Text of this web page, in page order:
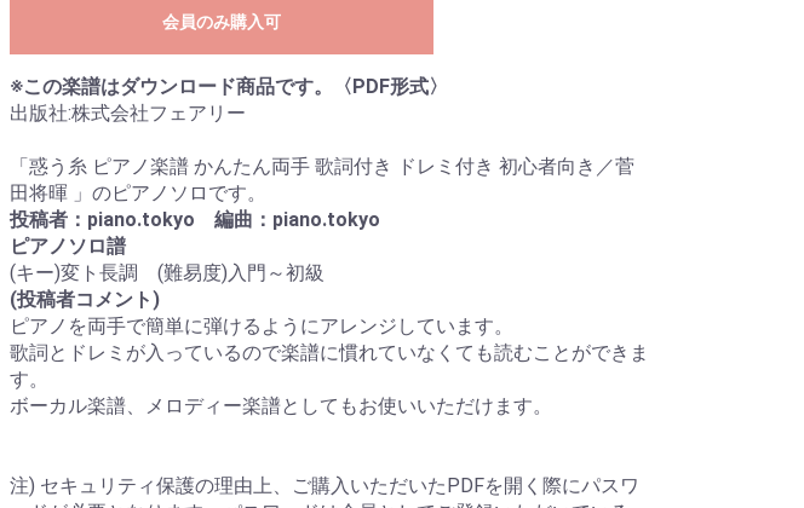
会員のみ購入可
※この楽譜はダウンロード商品です。〈PDF形式〉
出版社:株式会社フェアリー
「惑う糸 ピアノ楽譜 かんたん両手 歌詞付き ドレミ付き 初心者向き／菅
田将暉 」のピアノソロです。
投稿者：piano.tokyo 編曲：piano.tokyo
ピアノソロ譜
(キー)変ト長調 (難易度)入門～初級
(投稿者コメント)
ピアノを両手で簡単に弾けるようにアレンジしています。
歌詞とドレミが入っているので楽譜に慣れていなくても読むことができま
す。
ボーカル楽譜、メロディー楽譜としてもお使いいただけます。
注) セキュリティ保護の理由上、ご購入いただいたPDFを開く際にパスワ